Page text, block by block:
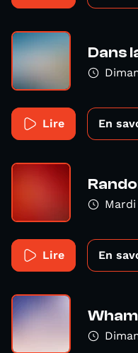
Dans
Lire En
Lire En